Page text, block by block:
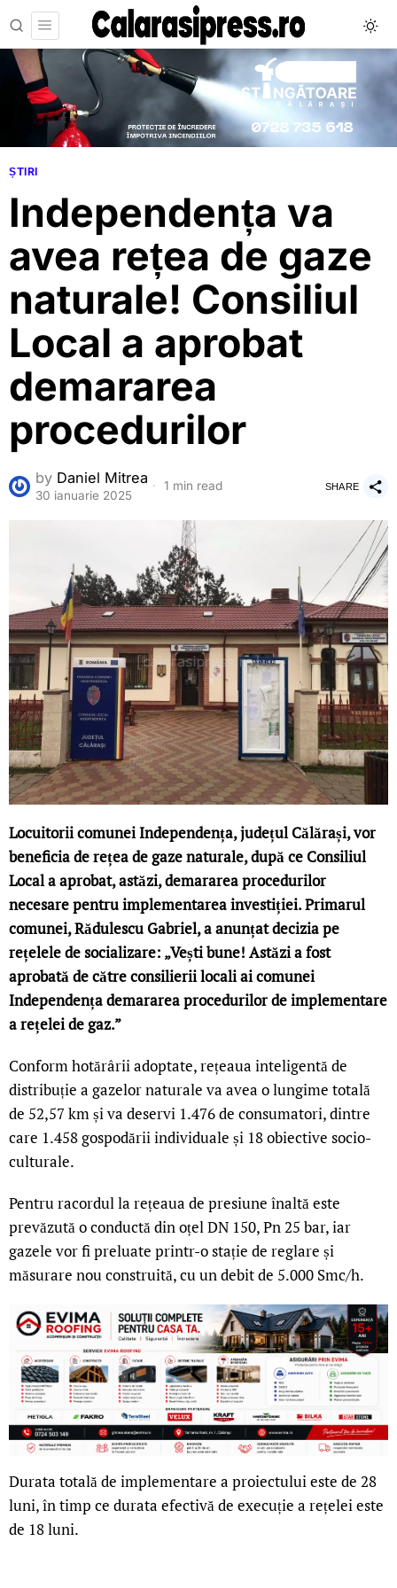
ȘTIRI
Independența va
avea rețea de gaze
naturale! Consiliul
Local a aprobat
demararea
procedurilor
by Daniel Mitrea
30 ianuarie 2025
1 min read SHARE
Locuitorii comunei Independența, județul Călărași, vor
beneficia de rețea de gaze naturale, după ce Consiliul
Local a aprobat, astăzi, demararea procedurilor
necesare pentru implementarea investiției. Primarul
comunei, Rădulescu Gabriel, a anunțat decizia pe
rețelele de socializare: „Vești bune! Astăzi a fost
aprobată de către consilierii locali ai comunei
Independența demararea procedurilor de implementare
a rețelei de gaz.”
Conform hotărârii adoptate, rețeaua inteligentă de
distribuție a gazelor naturale va avea o lungime totală
de 52,57 km și va deservi 1.476 de consumatori, dintre
care 1.458 gospodării individuale și 18 obiective socio-
culturale.
Pentru racordul la rețeaua de presiune înaltă este
prevăzută o conductă din oțel DN 150, Pn 25 bar, iar
gazele vor fi preluate printr-o stație de reglare și
măsurare nou construită, cu un debit de 5.000 Smc/h.
Durata totală de implementare a proiectului este de 28
luni, în timp ce durata efectivă de execuție a rețelei este
de 18 luni.